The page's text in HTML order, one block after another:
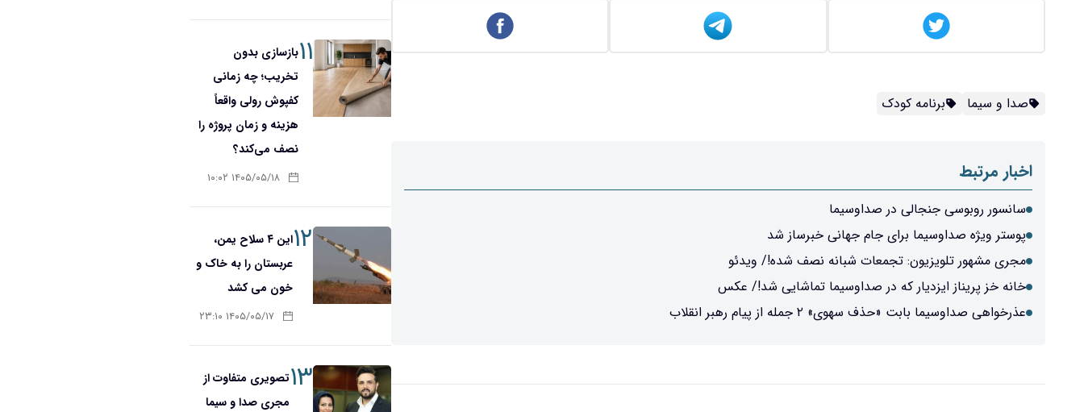
صدا و سیما برنامه کودک
اخبار مرتبط
سانسور روبوسی جنجالی در صداوسیما
پوستر ویژه صداوسیما برای جام جهانی خبرساز شد
مجری مشهور تلویزیون: تجمعات شبانه نصف شده!/ ویدئو
خانه خز پریناز ایزدیار که در صداوسیما تماشایی شد!/ عکس
عذرخواهی صداوسیما بابت «حذف سهوی» ۲ جمله از پیام رهبر انقلاب
۱۱بازسازی بدون
تخریب؛ چه زمانی
کفپوش رولی واقعاً
هزینه و زمان پروژه را
نصف می‌کند؟
۱۴۰۵/۰۵/۱۸ ۱۰:۰۲
۱۲
این ۴ سلاح یمن،
عربستان را به خاک و
خون می کشد
۱۴۰۵/۰۵/۱۷ ۲۳:۱۰
۱۳تصویری متفاوت از
مجری صدا و سیما